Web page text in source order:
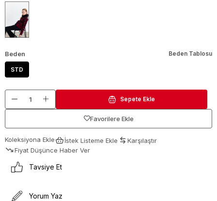
Beden
STD
Beden Tablosu
Favorilere Ekle
Koleksiyona Ekle İstek Listeme Ekle
Karşılaştır
Fiyat Düşünce Haber Ver
Tavsiye Et
Yorum Yaz